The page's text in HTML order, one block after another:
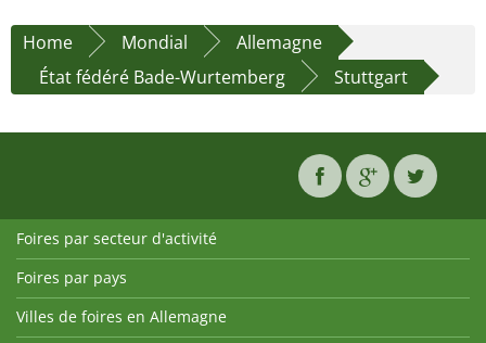
Home Mondial
Allemagne
État fédéré Bade-Wurtemberg
Stuttgart
Foires par secteur d'activité
Foires par pays
Villes de foires en Allemagne